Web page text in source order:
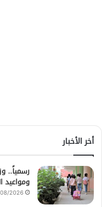
أخر الأخبار
رسمياً..
ومواعيد
2026